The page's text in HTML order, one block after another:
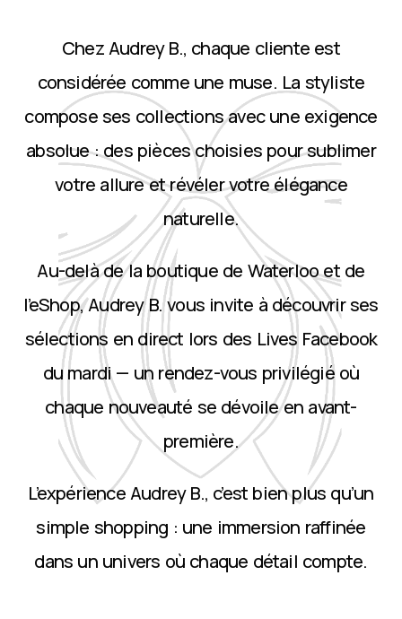
Chez Audrey B., chaque cliente est
considérée comme une muse. La styliste
compose ses collections avec une exigence
absolue : des pièces choisies pour sublimer
votre allure et révéler votre élégance
naturelle.
Au-delà de la boutique de Waterloo et de
l’eShop, Audrey B. vous invite à découvrir ses
sélections en direct lors des Lives Facebook
du mardi — un rendez-vous privilégié où
chaque nouveauté se dévoile en avant-
première.
L’expérience Audrey B., c’est bien plus qu’un
simple shopping : une immersion raffinée
dans un univers où chaque détail compte.